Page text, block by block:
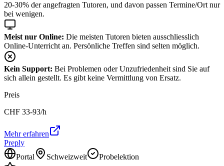
20-30% der angefragten Tutoren, und davon passen Termine/Ort nur
bei wenigen.
Meist nur Online: Die meisten Tutoren bieten ausschliesslich
Online-Unterricht an. Persönliche Treffen sind selten möglich.
Kein Support: Bei Problemen oder Unzufriedenheit sind Sie auf
sich allein gestellt. Es gibt keine Vermittlung von Ersatz.
Preis
CHF 33-93/h
Mehr erfahren
Preply
Portal
Schweizweit
Probelektion